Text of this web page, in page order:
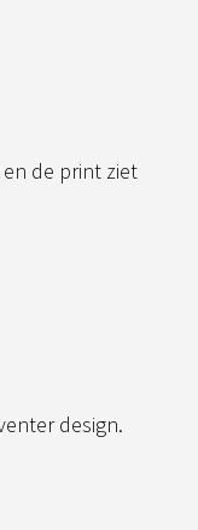
de print ziet
design.